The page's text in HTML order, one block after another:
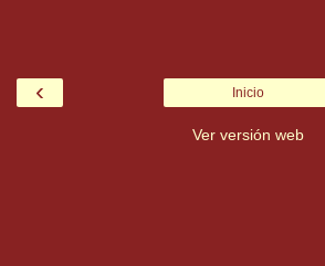
‹ Inicio
Ver versión web